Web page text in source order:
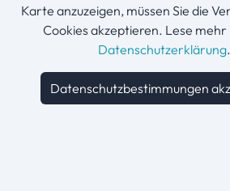
Karte anzuzeigen, müssen Sie die
Cookies akzeptieren. Lese mehr
Datenschutzerklärung.
Datenschutzbestimmungen